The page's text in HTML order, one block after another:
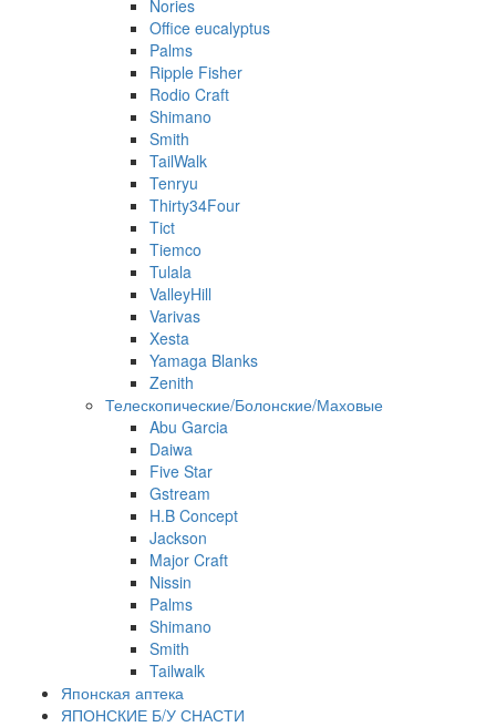
Nories
Office eucalyptus
Palms
Ripple Fisher
Rodio Craft
Shimano
Smith
TailWalk
Tenryu
Thirty34Four
Tict
Tiemco
Tulala
ValleyHill
Varivas
Xesta
Yamaga Blanks
Zenith
Телескопические/Болонские/Маховые
Abu Garcia
Daiwa
Five Star
Gstream
H.B Concept
Jackson
Major Craft
Nissin
Palms
Shimano
Smith
Tailwalk
Японская аптека
ЯПОНСКИЕ Б/У СНАСТИ